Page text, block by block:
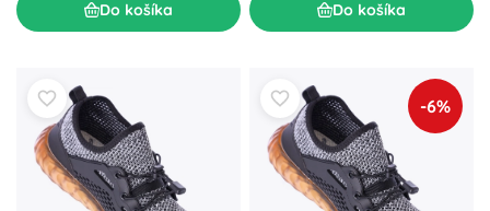
Do košíka Do košíka
-6%